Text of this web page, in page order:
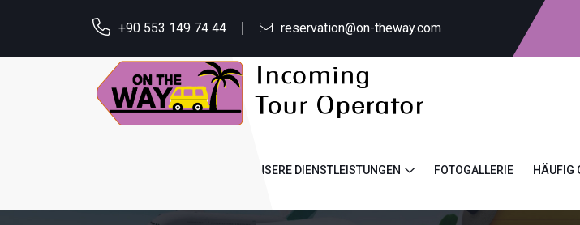
+90 553 149 74 44 reservation@on-theway.com
UNSERE DIENSTLEISTUNGEN FOTOGALLERIE HÄUFIG